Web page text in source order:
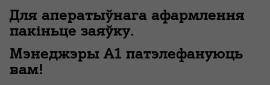
Для аператыўнага афармлення
пакіньце заяўку.
Мэнеджэры А1 патэлефануюць
вам!